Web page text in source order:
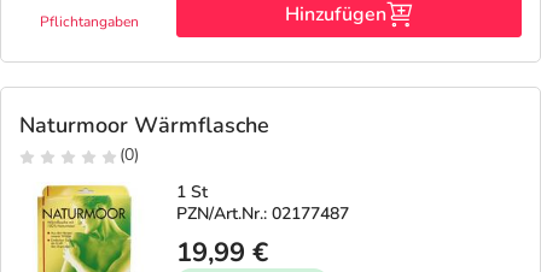
Pflichtangaben Hinzufügen
Naturmoor Wärmflasche
(0)
1 St
PZN/Art.Nr.: 02177487
19,99 €